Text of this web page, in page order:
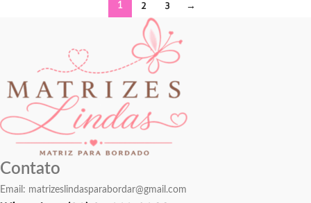
1 2 3 →
Contato
Email: matrizeslindasparabordar@gmail.com